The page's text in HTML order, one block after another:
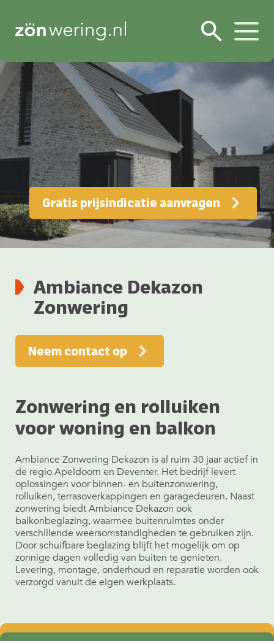
Gratis prijsindicatie aanvragen
Ambiance Dekazon
Zonwering
Neem contact op
Zonwering en rolluiken
voor woning en balkon
Ambiance Zonwering Dekazon is al ruim 30 jaar actief in
de regio Apeldoorn en Deventer. Het bedrijf levert
oplossingen voor binnen- en buitenzonwering,
rolluiken, terrasoverkappingen en garagedeuren. Naast
zonwering biedt Ambiance Dekazon ook
balkonbeglazing, waarmee buitenruimtes onder
verschillende weersomstandigheden te gebruiken zijn.
Door schuifbare beglazing blijft het mogelijk om op
zonnige dagen volledig van buiten te genieten.
Levering, montage, onderhoud en reparatie worden ook
verzorgd vanuit de eigen werkplaats.